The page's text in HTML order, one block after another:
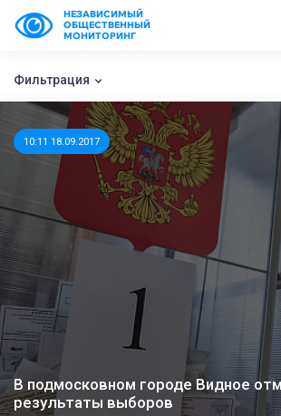
НЕЗАВИСИМЫЙ
ОБЩЕСТВЕННЫЙ
МОНИТОРИНГ
Фильтрация
10:11 18.09.2017
В подмосковном городе Видное
результаты выборов